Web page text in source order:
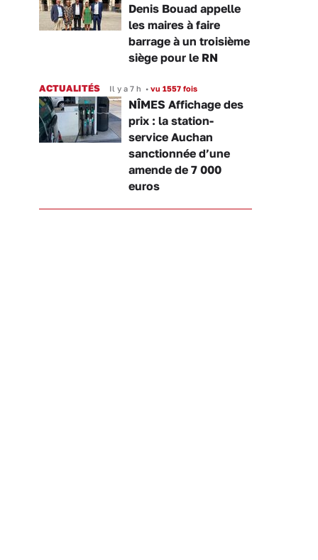
Denis Bouad appelle
les maires à faire
barrage à un troisième
siège pour le RN
ACTUALITÉS Il y a 7 h • vu 1557 fois
NÎMES Affichage des
prix : la station-
service Auchan
sanctionnée d’une
amende de 7 000
euros